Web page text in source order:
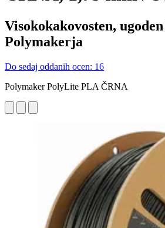
Visokokakovosten,
Polymakerja
Do sedaj oddanih ocen: 16
Polymaker PolyLite PLA ČRNA